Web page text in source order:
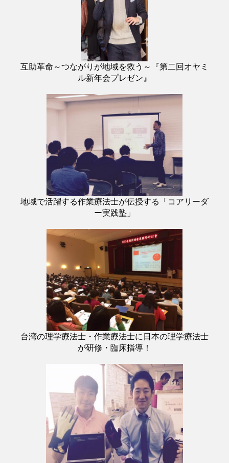
互助革命～つながりが地域を救う～『第二回オヤミ
ル新年会プレゼン』
地域で活躍する作業療法士が伝授する「コアリーダ
ー実践塾」
台湾の理学療法士・作業療法士に日本の理学療法士
が研修・臨床指導！